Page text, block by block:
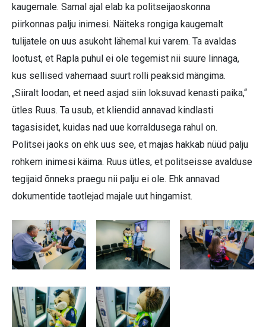
kaugemale. Samal ajal elab ka politseijaoskonna
piirkonnas palju inimesi. Näiteks rongiga kaugemalt
tulijatele on uus asukoht lähemal kui varem. Ta avaldas
lootust, et Rapla puhul ei ole tegemist nii suure linnaga,
kus sellised vahemaad suurt rolli peaksid mängima.
„Siiralt loodan, et need asjad siin loksuvad kenasti paika,“
ütles Ruus. Ta usub, et kliendid annavad kindlasti
tagasisidet, kuidas nad uue korraldusega rahul on.
Politsei jaoks on ehk uus see, et majas hakkab nüüd palju
rohkem inimesi käima. Ruus ütles, et politseisse avalduse
tegijaid õnneks praegu nii palju ei ole. Ehk annavad
dokumentide taotlejad majale uut hingamist.